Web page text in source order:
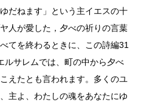
だねます」という主イエスの十
人が愛した，夕べの祈りの言葉
てを終わるときに、この詩編31
ルサレムでは、町の中から夕べ
えたとも言われます。多くのユ
主よ、わたしの魂をあなたにゆ